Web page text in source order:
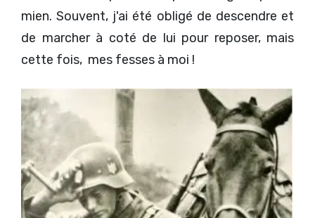
mien. Souvent, j'ai été obligé de descendre et
de marcher à coté de lui pour reposer, mais
cette fois, mes fesses à moi !